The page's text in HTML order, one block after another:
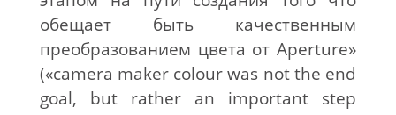
обещает быть качественным
преобразованием цвета от Aperture»
(«camera maker colour was not the end
goal, but rather an important step